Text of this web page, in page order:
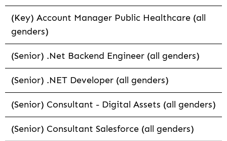
(Key) Account Manager Public Healthcare (all
genders)
(Senior) .Net Backend Engineer (all genders)
(Senior) .NET Developer (all genders)
(Senior) Consultant - Digital Assets (all genders)
(Senior) Consultant Salesforce (all genders)